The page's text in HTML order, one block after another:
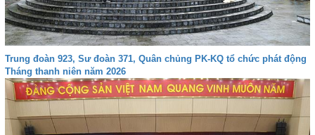
Trung đoàn 923, Sư đoàn 371, Quân chủng PK-KQ tổ chức phát động
Tháng thanh niên năm 2026